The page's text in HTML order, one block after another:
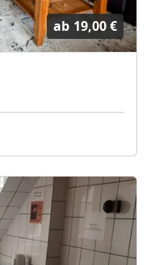
ab 19,00 €